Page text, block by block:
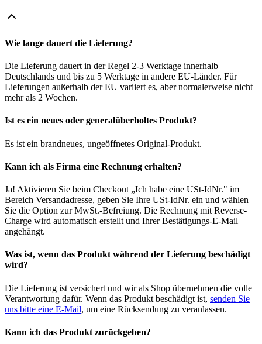
Wie lange dauert die Lieferung?
Die Lieferung dauert in der Regel 2-3 Werktage innerhalb
Deutschlands und bis zu 5 Werktage in andere EU-Länder. Für
Lieferungen außerhalb der EU variiert es, aber normalerweise nicht
mehr als 2 Wochen.
Ist es ein neues oder generalüberholtes Produkt?
Es ist ein brandneues, ungeöffnetes Original-Produkt.
Kann ich als Firma eine Rechnung erhalten?
Ja! Aktivieren Sie beim Checkout „Ich habe eine USt-IdNr." im
Bereich Versandadresse, geben Sie Ihre USt-IdNr. ein und wählen
Sie die Option zur MwSt.-Befreiung. Die Rechnung mit Reverse-
Charge wird automatisch erstellt und Ihrer Bestätigungs-E-Mail
angehängt.
Was ist, wenn das Produkt während der Lieferung beschädigt
wird?
Die Lieferung ist versichert und wir als Shop übernehmen die volle
Verantwortung dafür. Wenn das Produkt beschädigt ist, senden Sie
uns bitte eine E-Mail, um eine Rücksendung zu veranlassen.
Kann ich das Produkt zurückgeben?